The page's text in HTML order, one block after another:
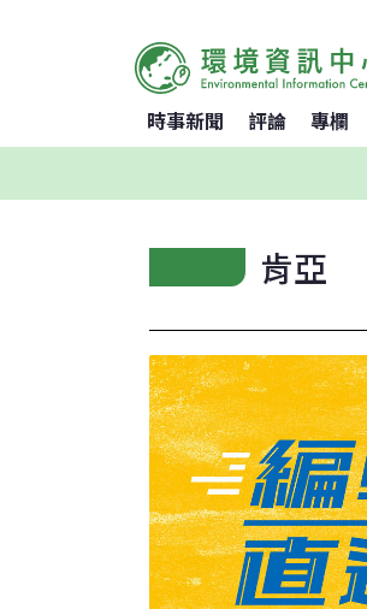
時事新聞 評論 專欄
肯亞